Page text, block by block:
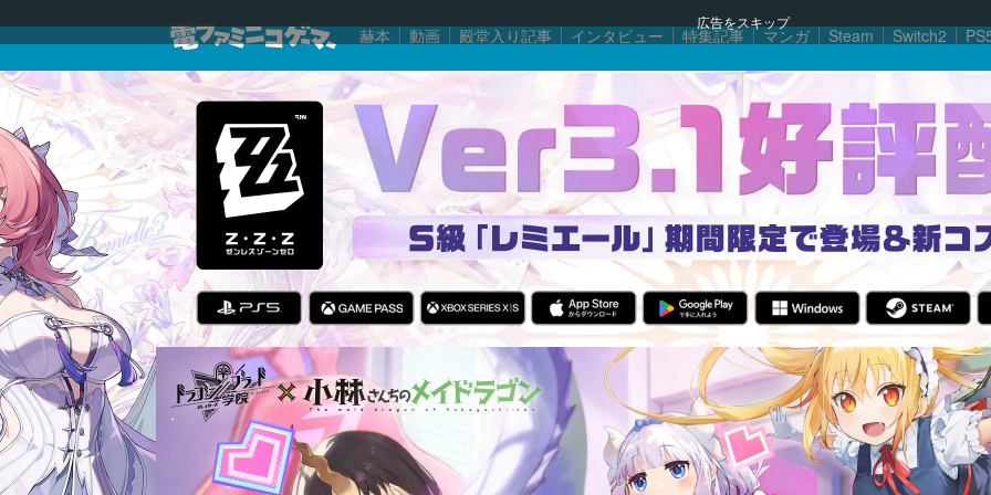
広告をスキップ
赫本 動画 殿堂入り記事 インタビュー 特集記事 マンガ Steam Switch2